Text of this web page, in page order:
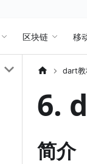
区块链 移
dart教
6.
简介